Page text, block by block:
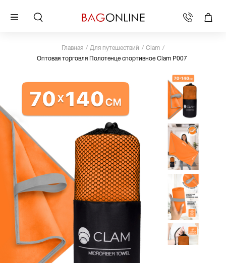
Главная Для путешествий
Clam
Оптовая торговля Полотенце спортивное Clam P007